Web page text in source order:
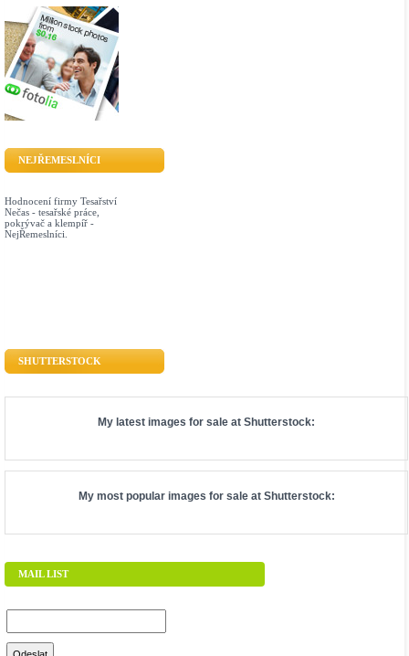
NEJŘEMESLNÍCI
Hodnocení firmy Tesařství
Nečas - tesařské práce,
pokrývač a klempíř -
NejŘemeslníci.
SHUTTERSTOCK
My latest images for sale at Shutterstock:
My most popular images for sale at Shutterstock:
MAIL LIST